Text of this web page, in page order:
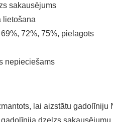
sakausējums
lietošana
72%, 75%, pielāgots
nepieciešams
lai aizstātu
dzelzs